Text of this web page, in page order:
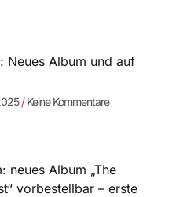
Neues Album und auf
Keine Kommentare
neues Album „The
vorbestellbar – erste